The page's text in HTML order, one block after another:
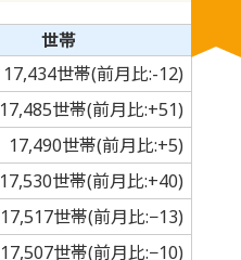
世帯
17,434世帯(前月比:-12)
17,485世帯(前月比:+51)
17,490世帯(前月比:+5)
17,530世帯(前月比:+40)
17,517世帯(前月比:−13)
17,507世帯(前月比:−10)